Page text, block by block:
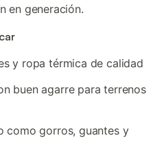
en generación.
y ropa térmica de calidad
buen agarre para terrenos
como gorros, guantes y